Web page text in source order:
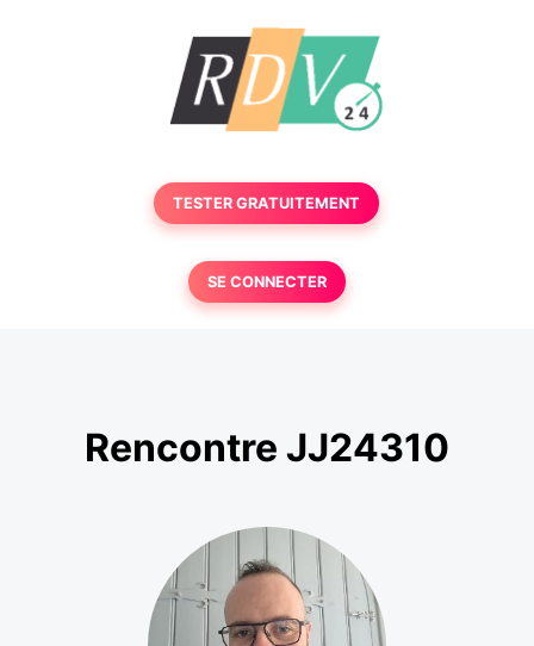
TESTER GRATUITEMENT
SE CONNECTER
Rencontre JJ24310